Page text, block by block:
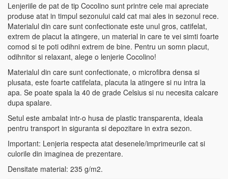
Lenjeriile de pat de tip Cocolino sunt printre cele mai apreciate
produse atat in timpul sezonului cald cat mai ales in sezonul rece.
Materialul din care sunt confectionate este unul gros, catifelat,
extrem de placut la atingere, un material in care te vei simti foarte
comod si te poti odihni extrem de bine. Pentru un somn placut,
odihnitor si relaxant, alege o lenjerie Cocolino!
Materialul din care sunt confectionate, o microfibra densa si
plusata, este foarte catifelata, placuta la atingere si nu intra la
apa. Se poate spala la 40 de grade Celsius si nu necesita calcare
dupa spalare.
Setul este ambalat intr-o husa de plastic transparenta, ideala
pentru transport in siguranta si depozitare in extra sezon.
Important: Lenjeria respecta atat desenele/imprimeurile cat si
culorile din imaginea de prezentare.
Densitate material: 235 g/m2.